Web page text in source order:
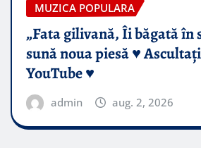
MUZICA POPULARA
„Fata gilivană, Îi băgată în
sună noua piesă ♥️
YouTube ♥️
admin aug. 2, 2026